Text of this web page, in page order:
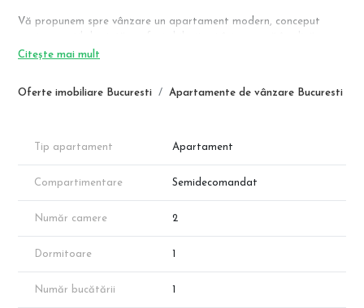
Oferte imobiliare Bucuresti Apartamente de vânzare Bucuresti
Vă propunem spre vânzare un apartament modern, conceput
expansiune. Locuința beneficiază de dotări de ultimă generație și
Detalii Spațiu (Suprafață totală 48 mp):
Baie, Hol și Balcon
Confort Termic: Sistem modern de încălzire în pardoseală și
centrală proprie, oferind eficiență energetică și un plus de spațiu
(fără calorifere inestetice).
Locație și Accesibilitate:
Citește mai mult
Tip apartament Apartament
Compartimentare Semidecomandat
Număr camere 2
Dormitoare 1
Număr bucătării 1